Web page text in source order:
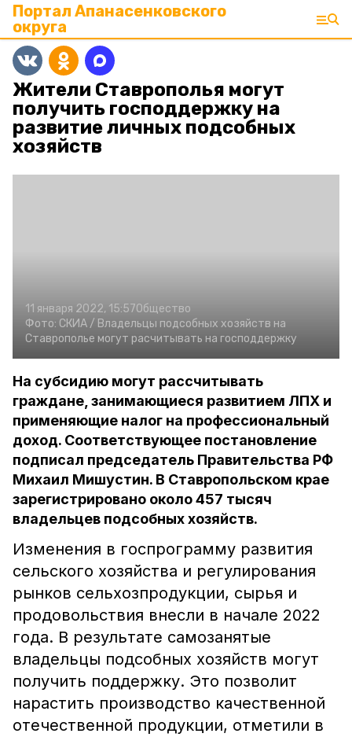
Портал Апанасенковского
округа
Жители Ставрополья могут
получить господдержку на
развитие личных подсобных
хозяйств
11 января 2022, 15:57Общество
Фото: СКИА / Владельцы подсобных хозяйств на
Ставрополье могут расчитывать на господдержку
На субсидию могут рассчитывать
граждане, занимающиеся развитием ЛПХ и
применяющие налог на профессиональный
доход. Соответствующее постановление
подписал председатель Правительства РФ
Михаил Мишустин. В Ставропольском крае
зарегистрировано около 457 тысяч
владельцев подсобных хозяйств.
Изменения в госпрограмму развития
сельского хозяйства и регулирования
рынков сельхозпродукции, сырья и
продовольствия внесли в начале 2022
года. В результате самозанятые
владельцы подсобных хозяйств могут
получить поддержку. Это позволит
нарастить производство качественной
отечественной продукции, отметили в